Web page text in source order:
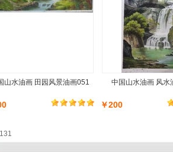
山水油画 田园风景油画051 中国山水油画 风水
￥200